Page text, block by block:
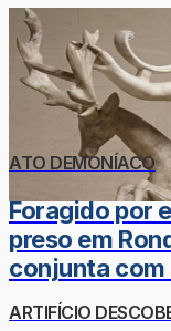
ATO DEMONÍACO
Foragido por
preso em
conjunta com
ARTIFÍCIO